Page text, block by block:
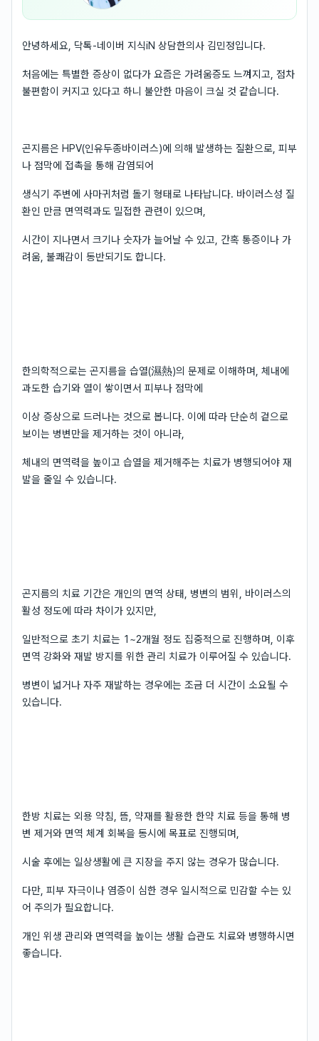
안녕하세요, 닥톡-네이버 지식iN 상담한의사 김민정입니다.
처음에는 특별한 증상이 없다가 요즘은 가려움증도 느껴지고, 점차
불편함이 커지고 있다고 하니 불안한 마음이 크실 것 같습니다.
곤지름은 HPV(인유두종바이러스)에 의해 발생하는 질환으로, 피부
나 점막에 접촉을 통해 감염되어
생식기 주변에 사마귀처럼 돌기 형태로 나타납니다. 바이러스성 질
환인 만큼 면역력과도 밀접한 관련이 있으며,
시간이 지나면서 크기나 숫자가 늘어날 수 있고, 간혹 통증이나 가
려움, 불쾌감이 동반되기도 합니다.
한의학적으로는 곤지름을 습열(濕熱)의 문제로 이해하며, 체내에
과도한 습기와 열이 쌓이면서 피부나 점막에
이상 증상으로 드러나는 것으로 봅니다. 이에 따라 단순히 겉으로
보이는 병변만을 제거하는 것이 아니라,
체내의 면역력을 높이고 습열을 제거해주는 치료가 병행되어야 재
발을 줄일 수 있습니다.
곤지름의 치료 기간은 개인의 면역 상태, 병변의 범위, 바이러스의
활성 정도에 따라 차이가 있지만,
일반적으로 초기 치료는 1~2개월 정도 집중적으로 진행하며, 이후
면역 강화와 재발 방지를 위한 관리 치료가 이루어질 수 있습니다.
병변이 넓거나 자주 재발하는 경우에는 조금 더 시간이 소요될 수
있습니다.
한방 치료는 외용 약침, 뜸, 약재를 활용한 한약 치료 등을 통해 병
변 제거와 면역 체계 회복을 동시에 목표로 진행되며,
시술 후에는 일상생활에 큰 지장을 주지 않는 경우가 많습니다.
다만, 피부 자극이나 염증이 심한 경우 일시적으로 민감할 수는 있
어 주의가 필요합니다.
개인 위생 관리와 면역력을 높이는 생활 습관도 치료와 병행하시면
좋습니다.